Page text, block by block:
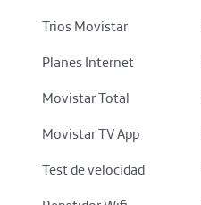
Tríos Movistar
Planes Internet
Movistar Total
Movistar TV App
Test de velocidad